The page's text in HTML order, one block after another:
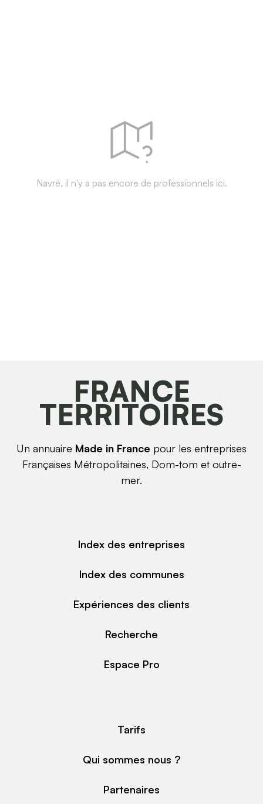
Navré, il n'y a pas encore de professionnels ici.
FRANCE
TERRITOIRES
Un annuaire Made in France pour les entreprises
Françaises Métropolitaines, Dom-tom et outre-
mer.
Index des entreprises
Index des communes
Expériences des clients
Recherche
Espace Pro
Tarifs
Qui sommes nous ?
Partenaires